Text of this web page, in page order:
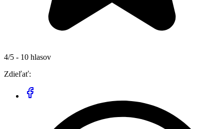
4/5 - 10 hlasov
Zdieľať: